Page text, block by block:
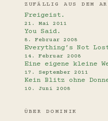
ZUFÄLLIG AUS DEM
Freigeist.
21. Mai 2011
You Said.
8. Februar 2008
Everything’s Not
14. Februar 2008
Eine eigene kleine
17. September 2011
Kein Blitz ohne
10. Juni 2008
ÜBER DOMINIK